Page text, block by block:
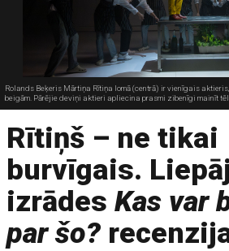
Rolands Beķeris Mārtiņa Rītiņa lomā (centrā) ir vienīgais
beigām. Pārējie deviņi aktieri apliecina prasmi zibenīgi mainīt
Rītiņš – ne tikai
burvīgais.
izrādesKas var
par šo?